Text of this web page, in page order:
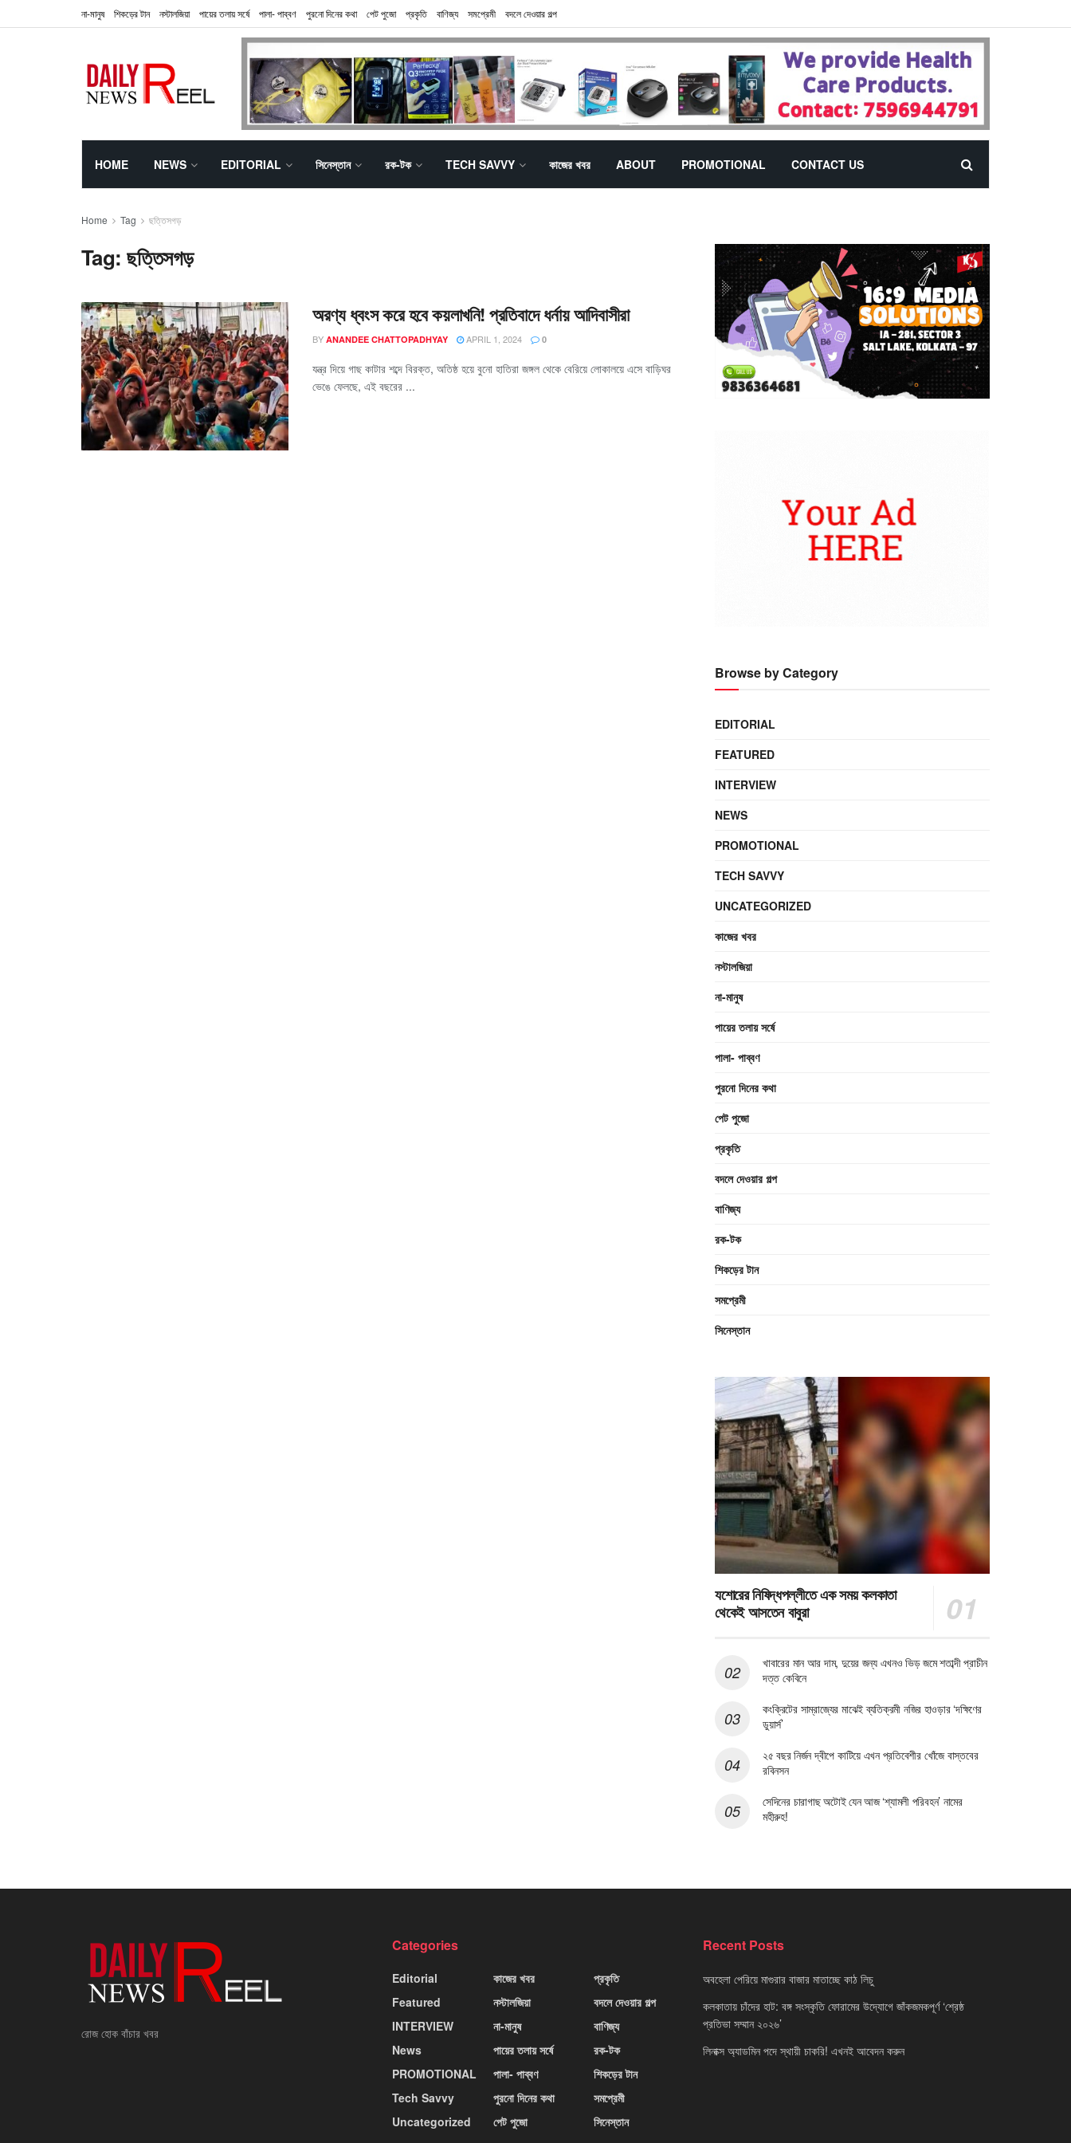
না-মানুষ শিকড়ের টান নস্টালজিয়া পায়ের তলায় সর্ষে পালা- পাব্বণ পুরনো দিনের কথা পেট পুজো প্রকৃতি বাণিজ্য সমপ্রেমী বদলে দেওয়ার গল্প
HOME NEWS EDITORIAL সিনেস্তান রক-টক TECH SAVVY কাজের খবর ABOUT PROMOTIONAL CONTACT US
Home Tag ছত্তিসগড়
Tag:ছত্তিসগড়
অরণ্য ধ্বংস করে হবে কয়লাখনি! প্রতিবাদে ধর্নায় আদিবাসীরা
BY ANANDEE CHATTOPADHYAY APRIL 1, 2024 0
যন্ত্র দিয়ে গাছ কাটার শব্দে বিরক্ত, অতিষ্ঠ হয়ে বুনো হাতিরা জঙ্গল থেকে বেরিয়ে লোকালয়ে এসে বাড়িঘর
ভেঙে ফেলছে, এই বছরের ...
Browse by Category
EDITORIAL
FEATURED
INTERVIEW
NEWS
PROMOTIONAL
TECH SAVVY
UNCATEGORIZED
কাজের খবর
নস্টালজিয়া
না-মানুষ
পায়ের তলায় সর্ষে
পালা- পাব্বণ
পুরনো দিনের কথা
পেট পুজো
প্রকৃতি
বদলে দেওয়ার গল্প
বাণিজ্য
রক-টক
শিকড়ের টান
সমপ্রেমী
সিনেস্তান
যশোরের নিষিদ্ধপল্লীতে এক সময় কলকাতা
থেকেই আসতেন বাবুরা
খাবারের মান আর দাম, দুয়ের জন্য এখনও ভিড় জমে শতাব্দী প্রাচীন
দত্ত কেবিনে
কংক্রিটের সাম্রাজ্যের মাঝেই ব্যতিক্রমী নজির হাওড়ার ‘দক্ষিণের
ডুয়ার্স’
২৫ বছর নির্জন দ্বীপে কাটিয়ে এখন প্রতিবেশীর খোঁজে বাস্তবের
রবিনসন
সেদিনের চারাগাছ অটোই যেন আজ ‘শ্যামলী পরিবহন’ নামের
মহীরুহ!
রোজ হোক বাঁচার খবর
Categories
Editorial
Featured
INTERVIEW
News
PROMOTIONAL
Tech Savvy
Uncategorized
কাজের খবর
নস্টালজিয়া
না-মানুষ
পায়ের তলায় সর্ষে
পালা- পাব্বণ
পুরনো দিনের কথা
পেট পুজো
প্রকৃতি
বদলে দেওয়ার গল্প
বাণিজ্য
রক-টক
শিকড়ের টান
সমপ্রেমী
সিনেস্তান
Recent Posts
অবহেলা পেরিয়ে মাগুরার বাজার মাতাচ্ছে কাঠ লিচু
কলকাতায় চাঁদের হাট: বঙ্গ সংস্কৃতি ফোরামের উদ্যোগে জাঁকজমকপূর্ণ ‘শ্রেষ্ঠ
প্রতিভা সম্মান ২০২৬’
লিনাক্স অ্যাডমিন পদে স্থায়ী চাকরি! এখনই আবেদন করুন